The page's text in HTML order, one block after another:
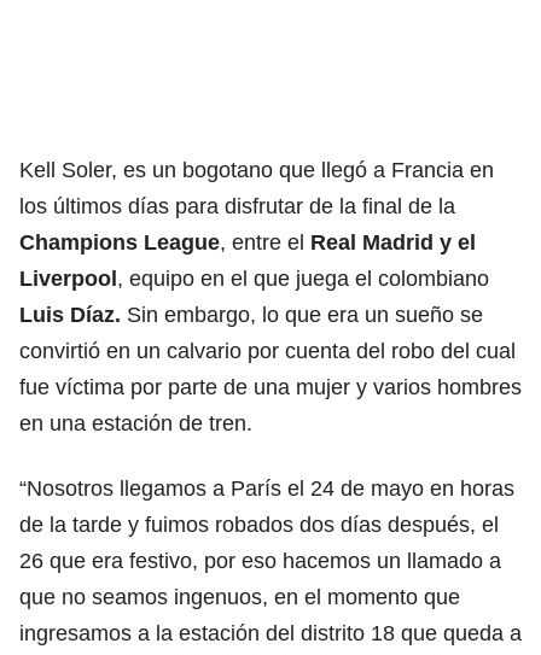
Kell Soler, es un bogotano que llegó a Francia en
los últimos días para disfrutar de la final de la
Champions League, entre el Real Madrid y el
Liverpool, equipo en el que juega el colombiano
Luis Díaz. Sin embargo, lo que era un sueño se
convirtió en un calvario por cuenta del robo del cual
fue víctima por parte de una mujer y varios hombres
en una estación de tren.
“Nosotros llegamos a París el 24 de mayo en horas
de la tarde y fuimos robados dos días después, el
26 que era festivo, por eso hacemos un llamado a
que no seamos ingenuos, en el momento que
ingresamos a la estación del distrito 18 que queda a